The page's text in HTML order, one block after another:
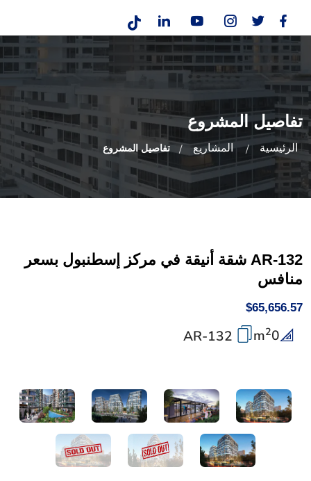
تفاصيل المشروع
الرئيسية المشاريع تفاصيل المشروع
AR-132 شقة أنيقة في مركز إسطنبول بسعر
منافس
$65,656.57
0
m2